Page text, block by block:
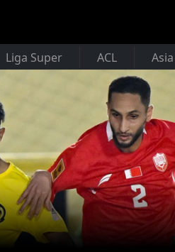
Liga Super ACL